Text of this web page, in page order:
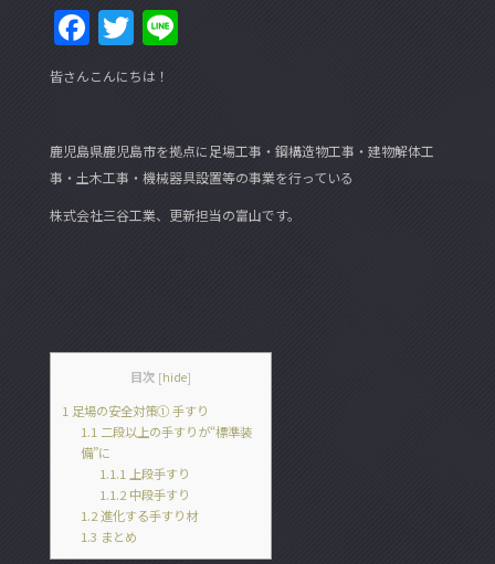
F
a
c
e
b
o
o
T
w
itt
er
Li
皆さんこんにちは！
鹿児島県鹿児島市を拠点に足場工事・鋼構造物工事・建物解体工
事・土木工事・機械器具設置等の事業を行っている
株式会社三谷工業、更新担当の富山です。
目次 [hide]
1 足場の安全対策① 手すり
1.1 二段以上の手すりが“標準装
備”に
1.1.1 上段手すり
1.1.2中段手すり
1.2進化する手すり材
1.3 まとめ